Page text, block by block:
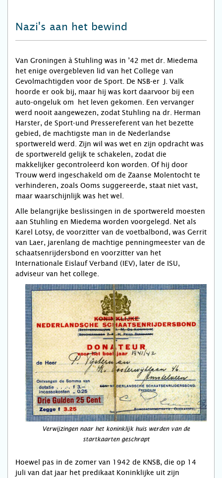
Nazi's aan het bewind
Van Groningen à Stuhling was in ’42 met dr. Miedema
het enige overgebleven lid van het College van
Gevolmachtigden voor de Sport. De NSB-er J. Valk
hoorde er ook bij, maar hij was kort daarvoor bij een
auto-ongeluk om het leven gekomen. Een vervanger
werd nooit aangewezen, zodat Stuhling na dr. Herman
Harster, de Sport-und Pressereferent van het bezette
gebied, de machtigste man in de Nederlandse
sportwereld werd. Zijn wil was wet en zijn opdracht was
de sportwereld gelijk te schakelen, zodat die
makkelijker gecontroleerd kon worden. Of hij door
Trouw werd ingeschakeld om de Zaanse Molentocht te
verhinderen, zoals Ooms suggereerde, staat niet vast,
maar waarschijnlijk was het wel.
Alle belangrijke beslissingen in de sportwereld moesten
aan Stuhling en Miedema worden voorgelegd. Net als
Karel Lotsy, de voorzitter van de voetbalbond, was Gerrit
van Laer, jarenlang de machtige penningmeester van de
schaatsenrijdersbond en voorzitter van het
Internationale Eislauf Verband (IEV), later de ISU,
adviseur van het college.
Verwijzingen naar het koninklijk huis werden van de
startkaarten geschrapt
Hoewel pas in de zomer van 1942 de KNSB, die op 14
juli van dat jaar het predikaat Koninklijke uit zijn